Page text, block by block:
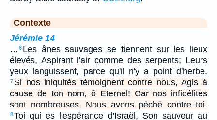
Contexte
Jérémie 14
… 6 Les ânes sauvages se tiennent sur les lieux
élevés, Aspirant l'air comme des serpents; Leurs
yeux languissent, parce qu'il n'y a point d'herbe.
7 Si nos iniquités témoignent contre nous, Agis à
cause de ton nom, ô Eternel! Car nos infidélités
sont nombreuses, Nous avons péché contre toi.
8Toi qui es l'espérance d'Israël, Son sauveur au